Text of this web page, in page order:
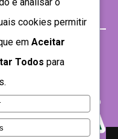
cookies permitir
em Aceitar
Todos para